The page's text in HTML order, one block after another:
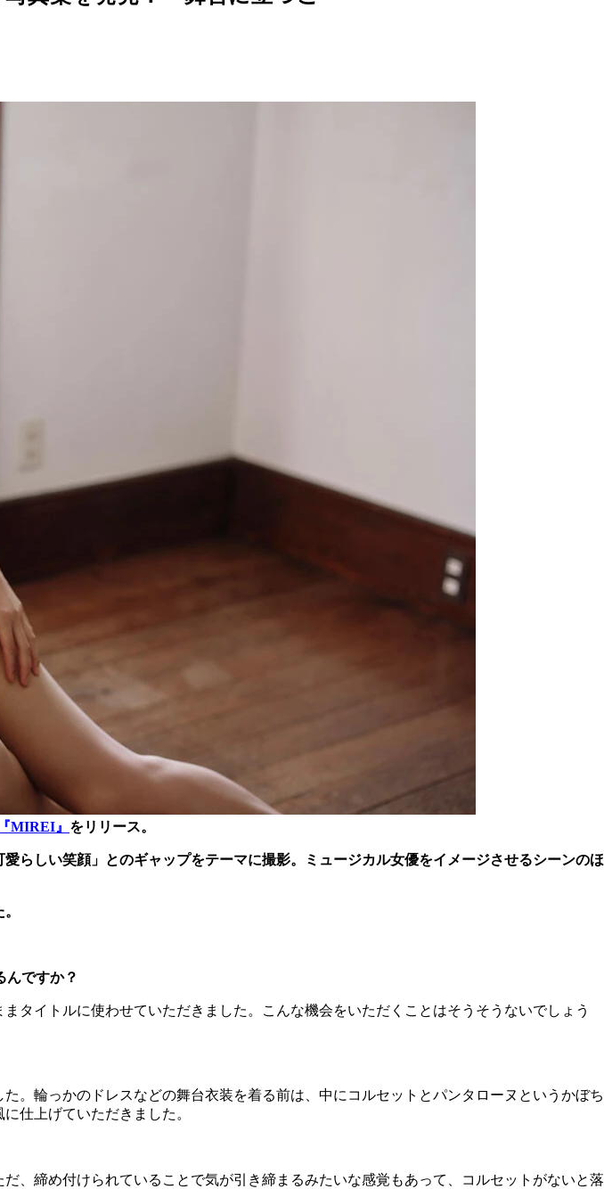
MIREI』 をリリース。
らしい笑顔」とのギャップをテーマに撮影。ミュージカル女優をイメージさせるシーンのほ
ですか？
イトルに使わせていただきました。こんな機会をいただくことはそうそうないでしょう
輪っかのドレスなどの舞台衣装を着る前は、中にコルセットとパンタローヌというかぼち
仕上げていただきました。
締め付けられていることで気が引き締まるみたいな感覚もあって、コルセットがないと落